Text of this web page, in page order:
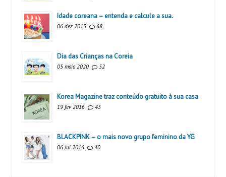
Idade coreana – entenda e calcule a sua.
06 dez 2013 68
Dia das Crianças na Coreia
05 maio 2020 52
Korea Magazine traz conteúdo gratuito à sua casa
19 fev 2016 45
BLACKPINK – o mais novo grupo feminino da YG
06 jul 2016 40